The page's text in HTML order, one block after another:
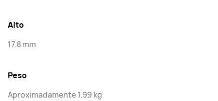
Alto
17.8 mm
Peso
Aproximadamente 1.99 kg